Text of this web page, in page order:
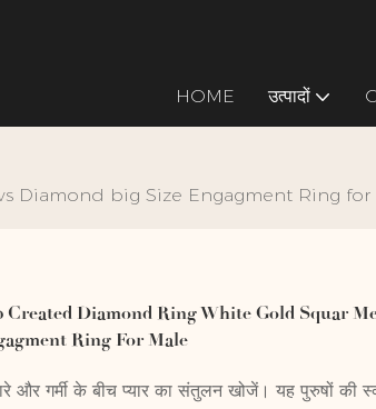
HOME उत्पादों
Diamond big Size Engagment Ring for
Created Diamond Ring White Gold Squar
Ring For Male
और गर्मी के बीच प्यार का संतुलन खोजें। यह पुरुषों की